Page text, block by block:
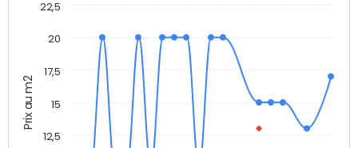
Prix au m2
12,5
15
17,5
20
22,5